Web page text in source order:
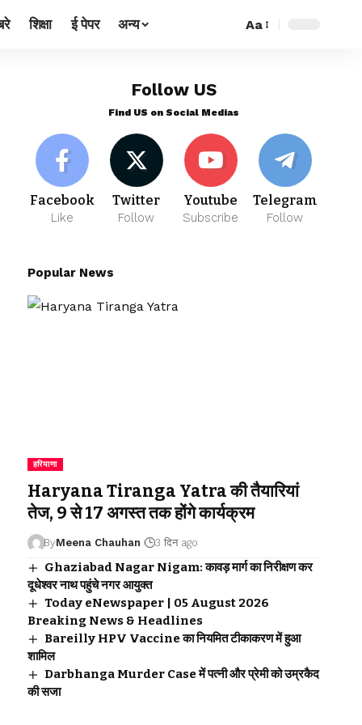
शिक्षा ई पेपर अन्य Aa
Follow US
Find US on Social Medias
Facebook
Like
Twitter
Follow
Youtube
Subscribe
Telegram
Follow
Popular News
हरियाणा
Haryana Tiranga Yatra की तैयारियां
तेज, 9 से 17 अगस्त तक होंगे कार्यक्रम
ByMeena Chauhan 3 दिन ago
Ghaziabad Nagar Nigam: कावड़ मार्ग का निरीक्षण कर
दूधेश्वर नाथ पहुंचे नगर आयुक्त
Today eNewspaper | 05 August 2026
Breaking News & Headlines
Bareilly HPV Vaccine का नियमित टीकाकरण में हुआ
शामिल
Darbhanga Murder Case में पत्नी और प्रेमी को उम्रकैद
की सजा